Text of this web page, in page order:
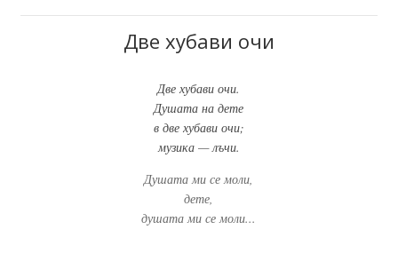
Две хубави очи
Две хубави очи.
Душата на дете
в две хубави очи;
музика — лъчи.
Душата ми се моли,
дете,
душата ми се моли...